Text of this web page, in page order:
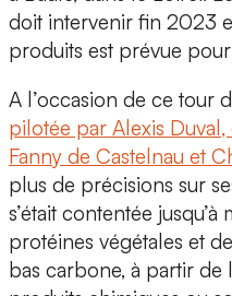
doit intervenir fin 2023
produits est prévue
A l’occasion de ce tour
pilotée par Alexis
Fanny de Castelnau et
plus de précisions sur
s’était contentée
protéines végétales et
bas carbone, à partir de